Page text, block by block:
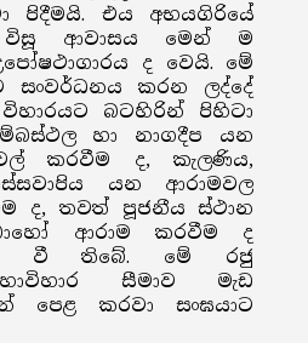
පිදීමයි. එය අභයගිරියේ
විසූ ආවාසය මෙන් ම
ද වෙයි. මේ
සංවර්ධනය කරන ලද්දේ
බටහිරින් පිහිටා
හා නාගදීප යන
කරවීම ද, කැලණිය,
යන ආරාමවල
ද, තවත් පූජනීය ස්ථාන
ආරාම කරවීම ද
වී තිබේ. මේ රජු
සීමාව මැඩ
පෙළ කරවා සංඝයාට